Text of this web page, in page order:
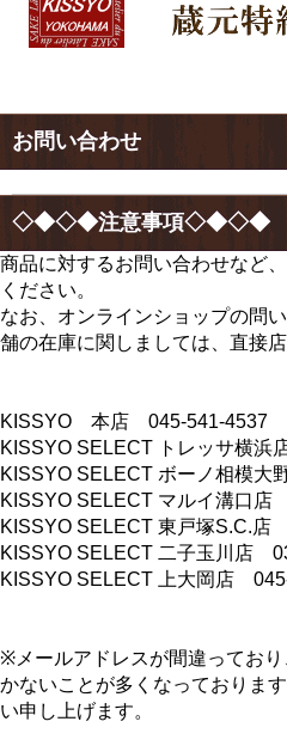
お問い合わせ
◇◆◇◆注意事項◇◆◇◆
商品に対するお問い合わせなど
ください。
なお、オンラインショップの問
舗の在庫に関しましては、直接
KISSYO 本店 045-541-4537
KISSYO SELECT トレッサ横
KISSYO SELECT ボーノ相模
KISSYO SELECT マルイ溝口
KISSYO SELECT 東戸塚S.C.店
KISSYO SELECT 二子玉川店
KISSYO SELECT 上大岡店
※メールアドレスが間違ってお
かないことが多くなっておりま
い申し上げます。